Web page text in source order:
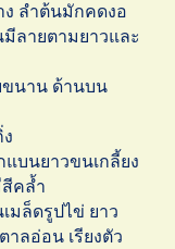
ง ลำต้นมักคดงอ
มีลายตามยาวและ
ขนาน ด้านบน
แบนยาวขนเกลี้ยง
สีคล้ำ
เมล็ดรูปไข่ ยาว
าลอ่อน เรียงตัว